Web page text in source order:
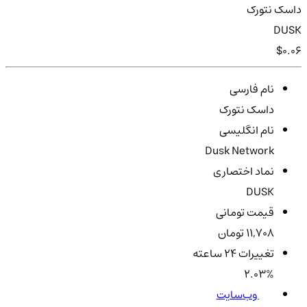
داسک نتورک
DUSK
$0.06
نام فارسی
داسک نتورک
نام انگلیسی
Dusk Network
نماد اختصاری
DUSK
قیمت تومانی
11,708 تومان
تغییرات ۲۴ ساعته
2.03%
وب‌سایت